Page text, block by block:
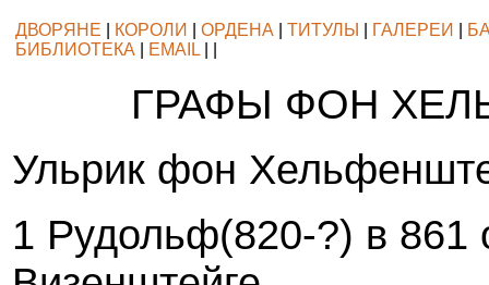
ДВОРЯНЕ КОРОЛИ ОРДЕНА ТИТУЛЫ ГАЛЕРЕИ
БИБЛИОТЕКА
EMAIL
ГРАФЫ ФОН
Ульрик фон
1 Рудольф(820-?) в 861